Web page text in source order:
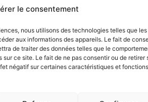
le consentement
nous utilisons des technologies telles que les
aux informations des appareils. Le fait de
de traiter des données telles que le
sur ce site. Le fait de ne pas consentir ou de retirer
négatif sur certaines caractéristiques et
dont vous disposez sur votre
fur et à mesure que vous utilisez le
environnement au fur et à mesure